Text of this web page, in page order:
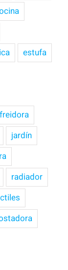
estufa
freidora
jardín
radiador